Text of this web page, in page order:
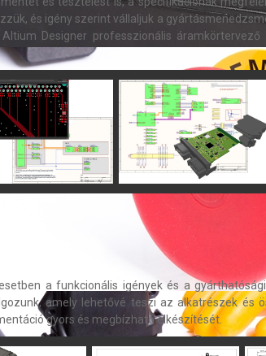
és igény szerint vállaljuk a
Designer professzionális
a funkcionális igények és a
amely lehetővé teszi az alkatrészek és
gyors és megbízható elkészítését.